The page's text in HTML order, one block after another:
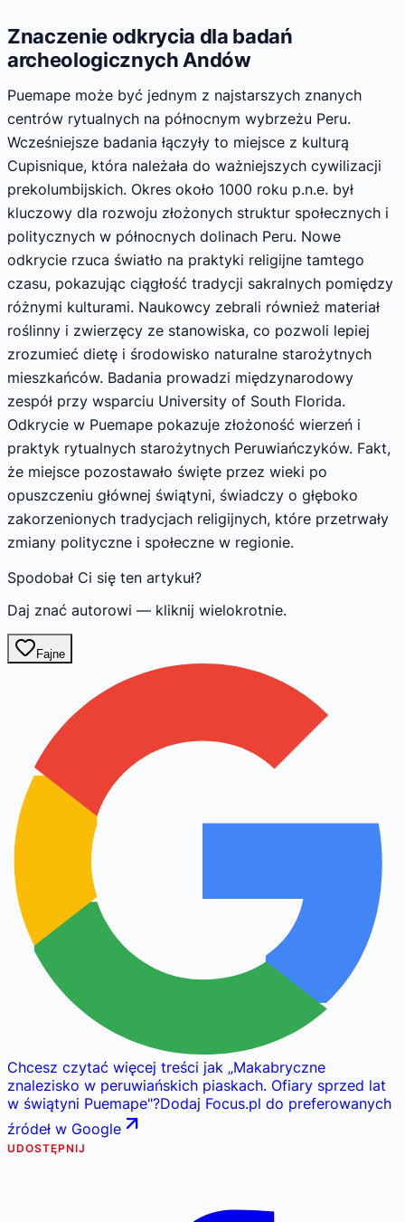
Znaczenie odkrycia dla badań
archeologicznych Andów
Puemape może być jednym z najstarszych znanych
centrów rytualnych na północnym wybrzeżu Peru.
Wcześniejsze badania łączyły to miejsce z kulturą
Cupisnique, która należała do ważniejszych cywilizacji
prekolumbijskich. Okres około 1000 roku p.n.e. był
kluczowy dla rozwoju złożonych struktur społecznych i
politycznych w północnych dolinach Peru. Nowe
odkrycie rzuca światło na praktyki religijne tamtego
czasu, pokazując ciągłość tradycji sakralnych pomiędzy
różnymi kulturami. Naukowcy zebrali również materiał
roślinny i zwierzęcy ze stanowiska, co pozwoli lepiej
zrozumieć dietę i środowisko naturalne starożytnych
mieszkańców. Badania prowadzi międzynarodowy
zespół przy wsparciu University of South Florida.
Odkrycie w Puemape pokazuje złożoność wierzeń i
praktyk rytualnych starożytnych Peruwiańczyków. Fakt,
że miejsce pozostawało święte przez wieki po
opuszczeniu głównej świątyni, świadczy o głęboko
zakorzenionych tradycjach religijnych, które przetrwały
zmiany polityczne i społeczne w regionie.
Spodobał Ci się ten artykuł?
Daj znać autorowi — kliknij wielokrotnie.
Fajne
Chcesz czytać więcej treści jak „Makabryczne
znalezisko w peruwiańskich piaskach. Ofiary sprzed lat
w świątyni Puemape"?Dodaj Focus.pl do preferowanych
źródeł w Google
UDOSTĘPNIJ